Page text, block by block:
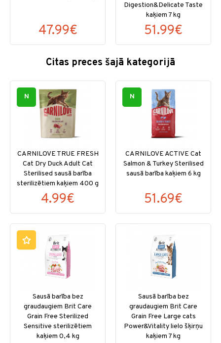
47.99€
Digestion&Delicate Taste
kaķiem 7 kg
51.99€
Citas preces šajā kategorijā
N
CARNILOVE TRUE FRESH
Cat Dry Duck Adult Cat
Sterilised sausā barība
sterilizētiem kaķiem 400 g
4.99€
N
CARNILOVE ACTIVE Cat
Salmon & Turkey Sterilised
sausā barība kaķiem 6 kg
51.69€
Sausā barība bez
graudaugiem Brit Care
Grain Free Sterilized
Sensitive sterilizētiem
kaķiem 0,4 kg
Sausā barība bez
graudaugiem Brit Care
Grain Free Large cats
Power&Vitality lielo šķirņu
kaķiem 7 kg